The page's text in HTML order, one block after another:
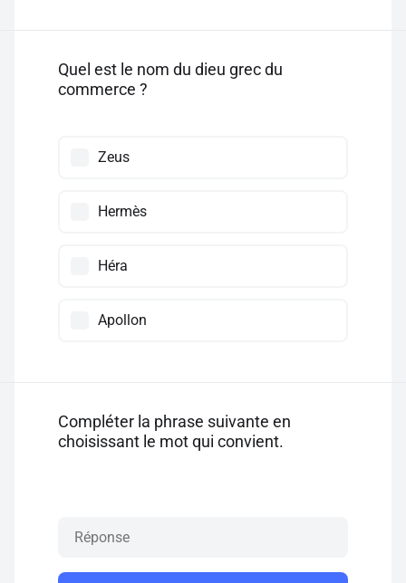
Quel est le nom du dieu grec du
commerce ?
Zeus
Hermès
Héra
Apollon
Compléter la phrase suivante en
choisissant le mot qui convient.